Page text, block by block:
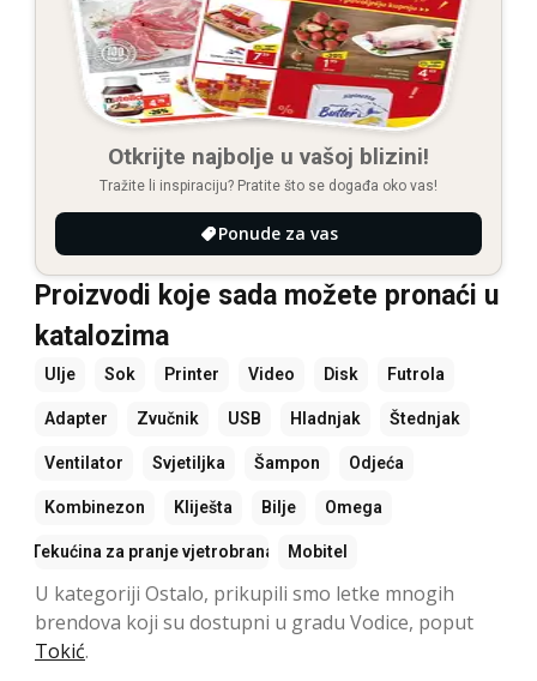
Otkrijte najbolje u vašoj blizini!
Tražite li inspiraciju? Pratite što se događa oko vas!
Ponude za vas
Proizvodi koje sada možete pronaći u
katalozima
Ulje Sok Printer Video Disk Futrola
Adapter Zvučnik USB Hladnjak Štednjak
Ventilator Svjetiljka Šampon Odjeća
Kombinezon Kliješta Bilje Omega
Tekućina za pranje vjetrobrana Mobitel
U kategoriji Ostalo, prikupili smo letke mnogih
brendova koji su dostupni u gradu Vodice, poput
Tokić.